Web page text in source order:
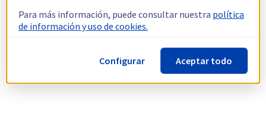
Para más información, puede consultar nuestra política
de información y uso de cookies.
Configurar Aceptar todo